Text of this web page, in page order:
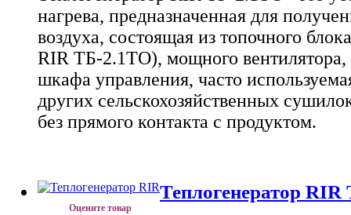
нагрева, предназначенная для
воздуха, состоящая из топочного
RIR ТБ-2.1ТО), мощного
шкафа управления, часто
других сельскохозяйственных
без прямого контакта с продуктом.
Оцените товар
Теплогенератор